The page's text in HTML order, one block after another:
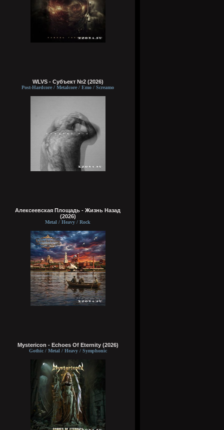
WLVS - Субъект №2 (2026)
Post-Hardcore / Metalcore / Emo / Screamo
Алексеевская Площадь - Жизнь Назад
(2026)
Metal / Heavy / Rock
Mystericon - Echoes Of Eternity (2026)
Gothic / Metal / Heavy / Symphonic